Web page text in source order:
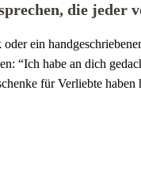
die jeder
ein
“Ich habe an dich
für Verliebte